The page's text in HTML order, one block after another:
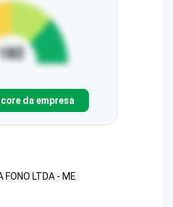
da empresa
FONO LTDA - ME